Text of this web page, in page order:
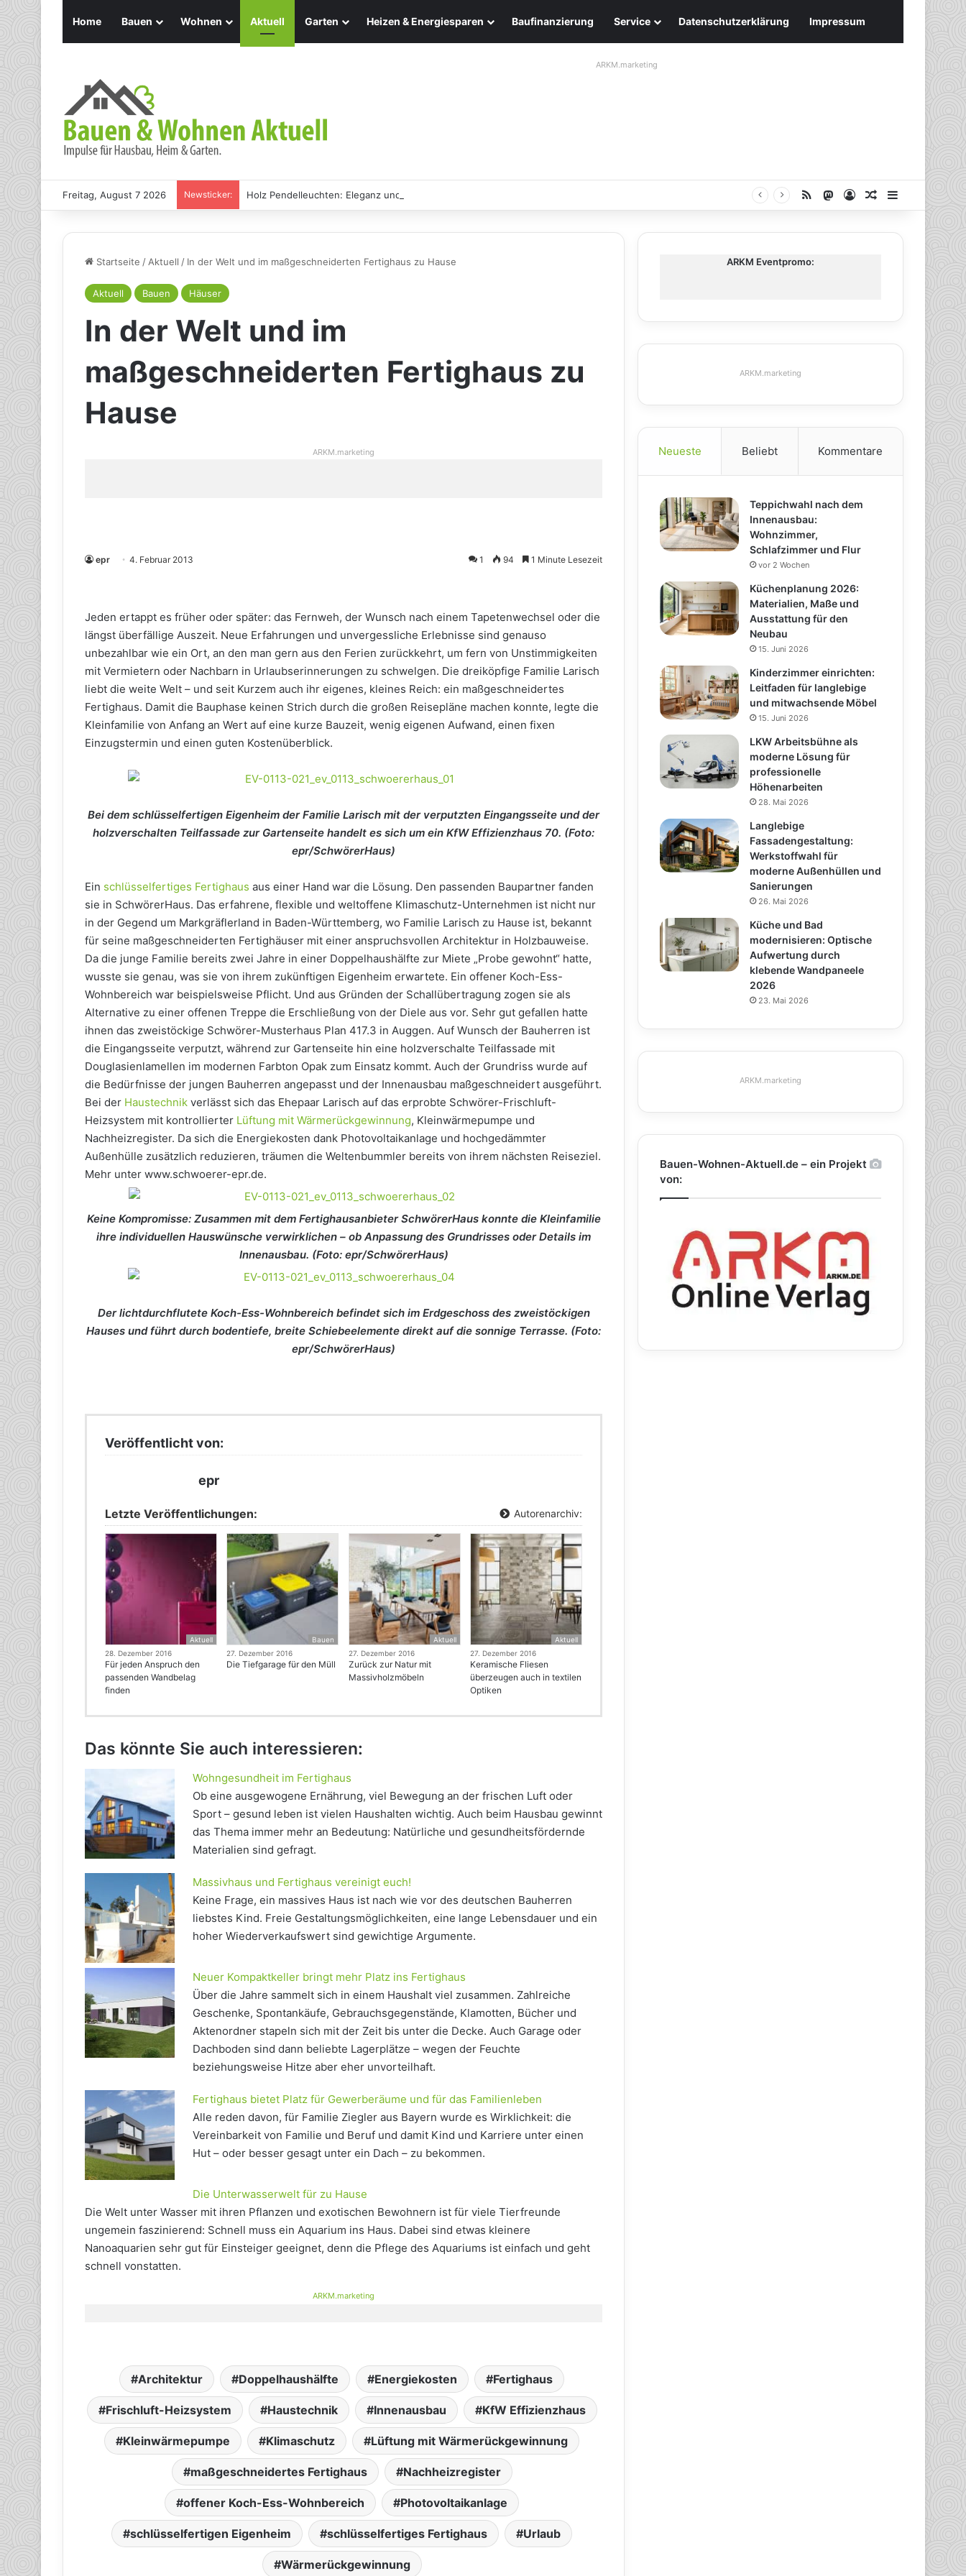
Home Bauen Wohnen Aktuell Garten Heizen & Energiesparen Baufinanzierung Service Datenschutzerklärung Impressum
ARKM.marketing
Freitag, August 7 2026 Newsticker: Holz Pendelleuchten: Eleganz und Nachhaltigkeit für Ihr Zuhause RSS Mastodon
AnmeldenZufälliger
Startseite /Aktuell / In der Welt und im maßgeschneiderten Fertighaus zu Hause
Aktuell Bauen Häuser
In der Welt und im
maßgeschneiderten Fertighaus zu
Hause
ARKM.marketing
epr 4. Februar 2013 1 94 1 Minute Lesezeit
Jeden ertappt es früher oder später: das Fernweh, der Wunsch nach einem Tapetenwechsel oder die
längst überfällige Auszeit. Neue Erfahrungen und unvergessliche Erlebnisse sind genauso
unbezahlbar wie ein Ort, an den man gern aus den Ferien zurückkehrt, um fern von Unstimmigkeiten
mit Vermietern oder Nachbarn in Urlaubserinnerungen zu schwelgen. Die dreiköpfige Familie Larisch
liebt die weite Welt – und seit Kurzem auch ihr eigenes, kleines Reich: ein maßgeschneidertes
Fertighaus. Damit die Bauphase keinen Strich durch die großen Reisepläne machen konnte, legte die
Kleinfamilie von Anfang an Wert auf eine kurze Bauzeit, wenig eigenen Aufwand, einen fixen
Einzugstermin und einen guten Kostenüberblick.
Bei dem schlüsselfertigen Eigenheim der Familie Larisch mit der verputzten Eingangsseite und der
holzverschalten Teilfassade zur Gartenseite handelt es sich um ein KfW Effizienzhaus 70. (Foto:
epr/SchwörerHaus)
Ein schlüsselfertiges Fertighaus aus einer Hand war die Lösung. Den passenden Baupartner fanden
sie in SchwörerHaus. Das erfahrene, flexible und weltoffene Klimaschutz-Unternehmen ist nicht nur
in der Gegend um Markgräflerland in Baden-Württemberg, wo Familie Larisch zu Hause ist, bekannt
für seine maßgeschneiderten Fertighäuser mit einer anspruchsvollen Architektur in Holzbauweise.
Da die junge Familie bereits zwei Jahre in einer Doppelhaushälfte zur Miete „Probe gewohnt“ hatte,
wusste sie genau, was sie von ihrem zukünftigen Eigenheim erwartete. Ein offener Koch-Ess-
Wohnbereich war beispielsweise Pflicht. Und aus Gründen der Schallübertragung zogen sie als
Alternative zu einer offenen Treppe die Erschließung von der Diele aus vor. Sehr gut gefallen hatte
ihnen das zweistöckige Schwörer-Musterhaus Plan 417.3 in Auggen. Auf Wunsch der Bauherren ist
die Eingangsseite verputzt, während zur Gartenseite hin eine holzverschalte Teilfassade mit
Douglasienlamellen im modernen Farbton Opak zum Einsatz kommt. Auch der Grundriss wurde auf
die Bedürfnisse der jungen Bauherren angepasst und der Innenausbau maßgeschneidert ausgeführt.
Bei der Haustechnik verlässt sich das Ehepaar Larisch auf das erprobte Schwörer-Frischluft-
Heizsystem mit kontrollierter Lüftung mit Wärmerückgewinnung, Kleinwärmepumpe und
Nachheizregister. Da sich die Energiekosten dank Photovoltaikanlage und hochgedämmter
Außenhülle zusätzlich reduzieren, träumen die Weltenbummler bereits von ihrem nächsten Reiseziel.
Mehr unter www.schwoerer-epr.de.
Keine Kompromisse: Zusammen mit dem Fertighausanbieter SchwörerHaus konnte die Kleinfamilie
ihre individuellen Hauswünsche verwirklichen – ob Anpassung des Grundrisses oder Details im
Innenausbau. (Foto: epr/SchwörerHaus)
Der lichtdurchflutete Koch-Ess-Wohnbereich befindet sich im Erdgeschoss des zweistöckigen
Hauses und führt durch bodentiefe, breite Schiebeelemente direkt auf die sonnige Terrasse. (Foto:
epr/SchwörerHaus)
Veröffentlicht von:
epr
Letzte Veröffentlichungen: Autorenarchiv:
Aktuell
28. Dezember 2016
Für jeden Anspruch den
passenden Wandbelag
finden
Bauen
27. Dezember 2016
Die Tiefgarage für den Müll
Aktuell
27. Dezember 2016
Zurück zur Natur mit
Massivholzmöbeln
Aktuell
27. Dezember 2016
Keramische Fliesen
überzeugen auch in textilen
Optiken
Das könnte Sie auch interessieren:
Wohngesundheit im Fertighaus
Ob eine ausgewogene Ernährung, viel Bewegung an der frischen Luft oder
Sport – gesund leben ist vielen Haushalten wichtig. Auch beim Hausbau gewinnt
das Thema immer mehr an Bedeutung: Natürliche und gesundheitsfördernde
Materialien sind gefragt.
Massivhaus und Fertighaus vereinigt euch!
Keine Frage, ein massives Haus ist nach wie vor des deutschen Bauherren
liebstes Kind. Freie Gestaltungsmöglichkeiten, eine lange Lebensdauer und ein
hoher Wiederverkaufswert sind gewichtige Argumente.
Neuer Kompaktkeller bringt mehr Platz ins Fertighaus
Über die Jahre sammelt sich in einem Haushalt viel zusammen. Zahlreiche
Geschenke, Spontankäufe, Gebrauchsgegenstände, Klamotten, Bücher und
Aktenordner stapeln sich mit der Zeit bis unter die Decke. Auch Garage oder
Dachboden sind dann beliebte Lagerplätze – wegen der Feuchte
beziehungsweise Hitze aber eher unvorteilhaft.
Fertighaus bietet Platz für Gewerberäume und für das Familienleben
Alle reden davon, für Familie Ziegler aus Bayern wurde es Wirklichkeit: die
Vereinbarkeit von Familie und Beruf und damit Kind und Karriere unter einen
Hut – oder besser gesagt unter ein Dach – zu bekommen.
Die Unterwasserwelt für zu Hause
Die Welt unter Wasser mit ihren Pflanzen und exotischen Bewohnern ist für viele Tierfreunde
ungemein faszinierend: Schnell muss ein Aquarium ins Haus. Dabei sind etwas kleinere
Nanoaquarien sehr gut für Einsteiger geeignet, denn die Pflege des Aquariums ist einfach und geht
schnell vonstatten.
ARKM.marketing
Architektur Doppelhaushälfte Energiekosten Fertighaus
Frischluft-Heizsystem Haustechnik Innenausbau KfW Effizienzhaus
Kleinwärmepumpe Klimaschutz Lüftung mit Wärmerückgewinnung
maßgeschneidertes Fertighaus Nachheizregister
offener Koch-Ess-Wohnbereich Photovoltaikanlage
schlüsselfertigen Eigenheim schlüsselfertiges Fertighaus Urlaub
Wärmerückgewinnung
ARKM Eventpromo:
ARKM.marketing
Neueste Beliebt Kommentare
Teppichwahl nach dem
Innenausbau:
Wohnzimmer,
Schlafzimmer und Flur
vor 2 Wochen
Küchenplanung 2026:
Materialien, Maße und
Ausstattung für den
Neubau
15. Juni 2026
Kinderzimmer einrichten:
Leitfaden für langlebige
und mitwachsende Möbel
15. Juni 2026
LKW Arbeitsbühne als
moderne Lösung für
professionelle
Höhenarbeiten
28. Mai 2026
Langlebige
Fassadengestaltung:
Werkstoffwahl für
moderne Außenhüllen und
Sanierungen
26. Mai 2026
Küche und Bad
modernisieren: Optische
Aufwertung durch
klebende Wandpaneele
2026
23. Mai 2026
ARKM.marketing
Bauen-Wohnen-Aktuell.de – ein Projekt
von: